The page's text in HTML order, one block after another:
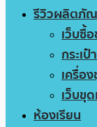
รีวิวผลิตภั
เว็บซื้
กระเ
เครื่อ
เว็บขุ
ห้องเรียน